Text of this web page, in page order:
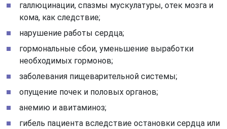
галлюцинации, спазмы мускулатуры, отек мозга и
кома, как следствие;
нарушение работы сердца;
гормональные сбои, уменьшение выработки
необходимых гормонов;
заболевания пищеварительной системы;
опущение почек и половых органов;
анемию и авитаминоз;
гибель пациента вследствие остановки сердца или